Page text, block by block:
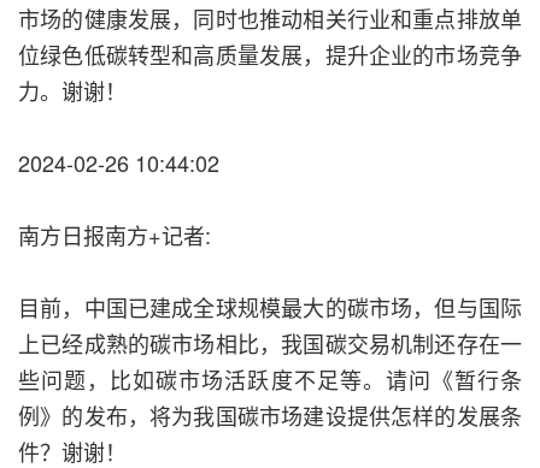
市场的健康发展，同时也推动相关行业和重点排放单
位绿色低碳转型和高质量发展，提升企业的市场竞争
力。谢谢！
2024-02-26 10:44:02
南方日报南方+记者:
目前，中国已建成全球规模最大的碳市场，但与国际
上已经成熟的碳市场相比，我国碳交易机制还存在一
些问题，比如碳市场活跃度不足等。请问《暂行条
例》的发布，将为我国碳市场建设提供怎样的发展条
件？谢谢！